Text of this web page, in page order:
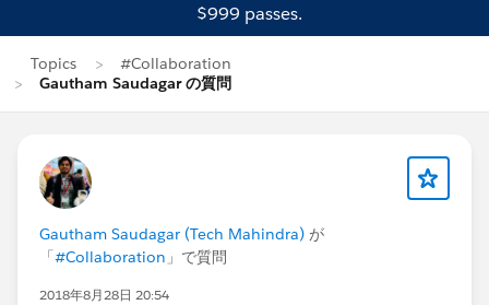
$999 passes.
Topics
#Collaboration
Gautham Saudagar の質問
Gautham Saudagar (Tech Mahindra) が
「#Collaboration 」で質問
2018年8月28日 20:54